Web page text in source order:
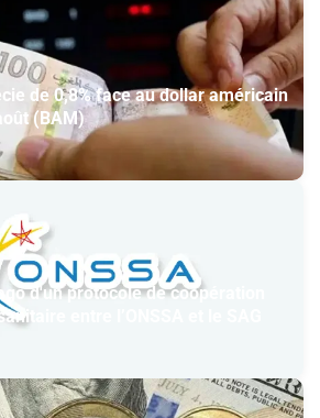
de 0,8% face au dollar américain
(BAM)
d'un protocole de coopération
entre l’ONSSA et le SAG